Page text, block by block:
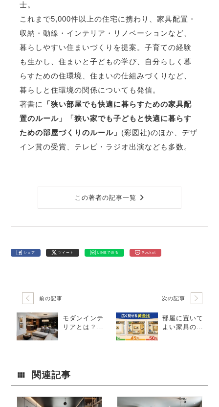
士。
これまで5,000件以上の住宅に携わり、家具配置・
収納・動線・インテリア・リノベーションなど、
暮らしやすい住まいづくりを提案。子育ての経験
も生かし、住まいと子どもの学び、自分らしく暮
らすための住環境、住まいの仕組みづくりなど、
暮らしと住環境の関係についても発信。
著書に
「狭い部屋でも快適に暮らすための家具配
置のルール」
「狭い家でも子どもと快適に暮らす
ための部屋づくりのルール」 (彩図社)のほか、デザ
イン賞の受賞、テレビ・ラジオ出演なども多数。
この著者の記事一覧
シェア ツイート LINEで送る Pocket
前の記事
モダンインテ
リアとは？シ
次の記事
部屋に置いて
よい家具の量
関連記事